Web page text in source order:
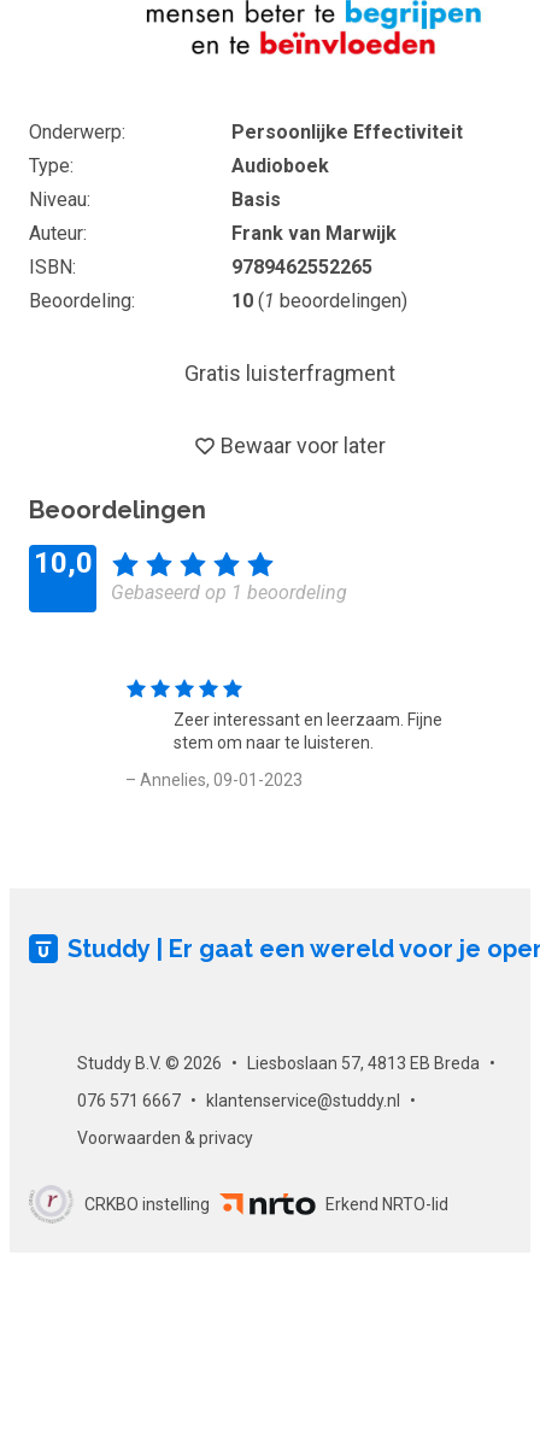
Onderwerp
Persoonlijke Effectiviteit
Type
Audioboek
Niveau
Basis
Auteur
Frank van Marwijk
ISBN
9789462552265
Beoordeling
10 (1 beoordelingen)
Gratis luisterfragment
Bewaar voor later
Beoordelingen
10,0
Gebaseerd op 1 beoordeling
Zeer interessant en leerzaam. Fijne
stem om naar te luisteren.
– Annelies, 09-01-2023
Studdy | Er gaat een wereld voor je
Studdy B.V. © 2026
Liesboslaan 57, 4813 EB Breda
076 571 6667
klantenservice@studdy.nl
Voorwaarden & privacy
CRKBO instelling Erkend NRTO-lid